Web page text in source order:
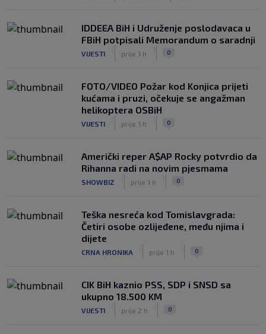
IDDEEA BiH i Udruženje poslodavaca u
FBiH potpisali Memorandum o saradnji
VIJESTI prije 1 h 0
FOTO/VIDEO Požar kod Konjica prijeti
kućama i pruzi, očekuje se angažman
helikoptera OSBiH
VIJESTI prije 1 h 0
Američki reper A$AP Rocky potvrdio da
Rihanna radi na novim pjesmama
SHOWBIZ prije 1 h 0
Teška nesreća kod Tomislavgrada:
Četiri osobe ozlijeđene, među njima i
dijete
CRNA HRONIKA prije 1 h 0
CIK BiH kaznio PSS, SDP i SNSD sa
ukupno 18.500 KM
VIJESTI prije 2 h 0